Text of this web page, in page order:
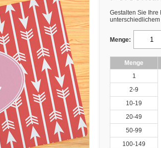
Gestalten Sie Ihre
Menge:
Menge
1
2-9
10-19
20-49
50-99
100-149